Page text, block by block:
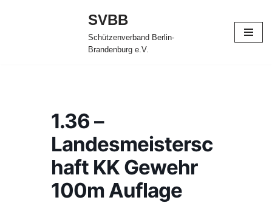
SVBB
Schützenverband Berlin-
Brandenburg e.V.
1.36 –
Landesmeistersc
haft KK Gewehr
100m Auflage